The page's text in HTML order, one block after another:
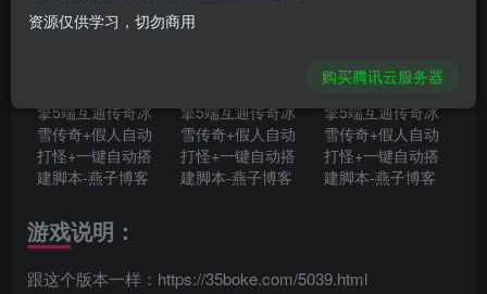
游戏说明：
跟这个版本一样：https://35boke.com/5039.html
资源仅供学习，切勿商用
购买腾讯云服务器